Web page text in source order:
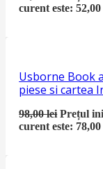
curent este:
Usborne Book
piese si cartea
98,00lei Prețul
curent este: